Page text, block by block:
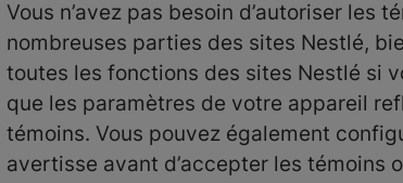
Vous n’avez pas besoin d’autoriser les
nombreuses parties des sites Nestlé,
toutes les fonctions des sites Nestlé si
que les paramètres de votre appareil
témoins. Vous pouvez également
avertisse avant d’accepter les témoins